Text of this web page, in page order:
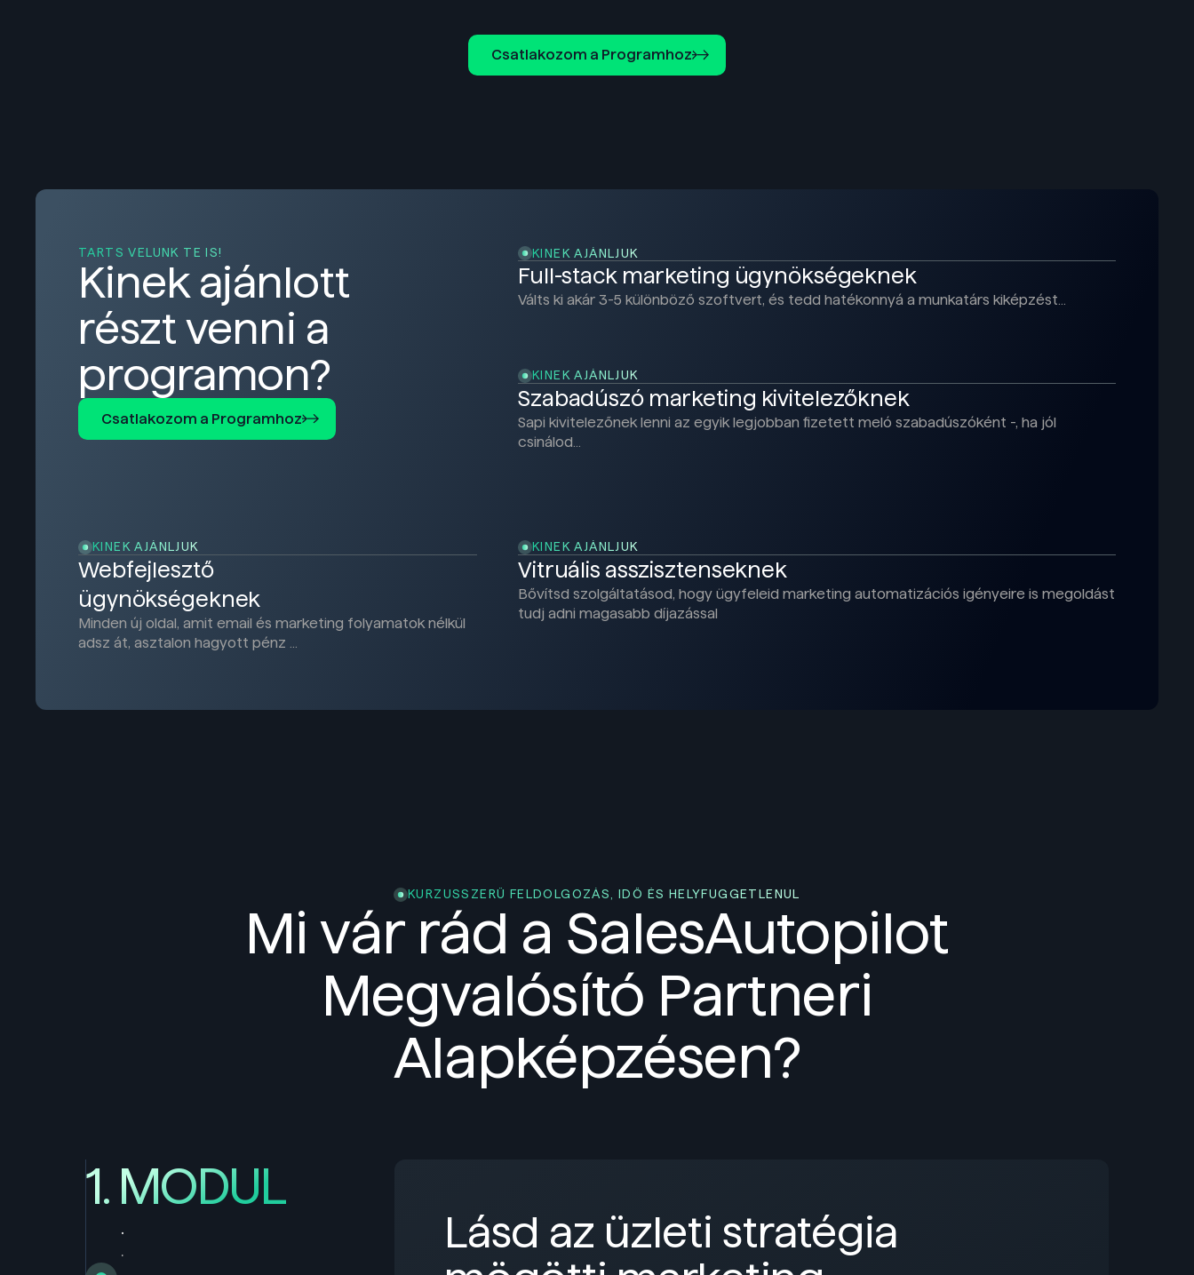
Csatlakozom a Programhoz
TARTS VELÜNK TE IS!
Kinek ajánlott
részt venni a
programon?
Csatlakozom a Programhoz
KINEK AJÁNLJUK
Full-stack marketing ügynökségeknek
Válts ki akár 3-5 különböző szoftvert, és tedd hatékonnyá a munkatárs kiképzést…
KINEK AJÁNLJUK
Szabadúszó marketing kivitelezőknek
Sapi kivitelezőnek lenni az egyik legjobban fizetett meló szabadúszóként -, ha jól
csinálod…
KINEK AJÁNLJUK
Webfejlesztő
ügynökségeknek
Minden új oldal, amit email és marketing folyamatok nélkül
adsz át, asztalon hagyott pénz …
KINEK AJÁNLJUK
Vitruális asszisztenseknek
Bővítsd szolgáltatásod, hogy ügyfeleid marketing automatizációs igényeire is megoldást
tudj adni magasabb díjazással
KURZUSSZERŰ FELDOLGOZÁS, IDŐ ÉS HELYFÜGGETLENÜL
Mi vár rád a SalesAutopilot
Megvalósító Partneri
Alapképzésen?
1. MODUL
Lásd az üzleti stratégia